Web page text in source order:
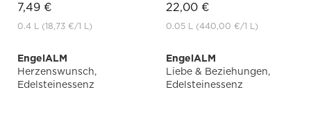
7,49 €
0.4 L (18,73 €/1 L)
22,00 €
0.05 L (440,00 €/1 L)
EngelALM
Herzenswunsch,
Edelsteinessenz
EngelALM
Liebe & Beziehungen,
Edelsteinessenz